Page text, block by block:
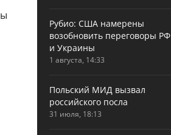
Рубио: США намерены
возобновить переговоры РФ
и Украины
1 августа, 14:33
Польский МИД вызвал
российского посла
31 июля, 18:13